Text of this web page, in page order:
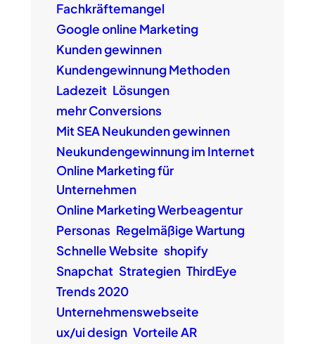
Fachkräftemangel
Google online Marketing
Kunden gewinnen
Kundengewinnung Methoden
Ladezeit Lösungen
mehr Conversions
Mit SEA Neukunden gewinnen
Neukundengewinnung im Internet
Online Marketing für
Unternehmen
Online Marketing Werbeagentur
Personas Regelmäßige Wartung
Schnelle Website shopify
Snapchat Strategien ThirdEye
Trends 2020
Unternehmenswebseite
ux/ui design Vorteile AR